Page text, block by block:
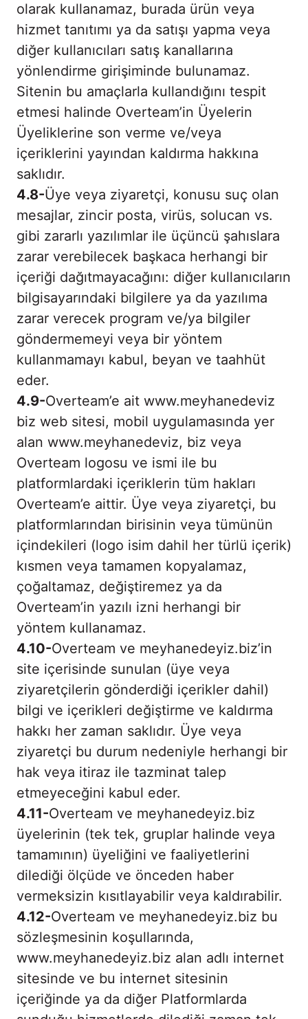
olarak kullanamaz, burada ürün veya
hizmet tanıtımı ya da satışı yapma veya
diğer kullanıcıları satış kanallarına
yönlendirme girişiminde bulunamaz.
Sitenin bu amaçlarla kullandığını tespit
etmesi halinde Overteam’in Üyelerin
Üyeliklerine son verme ve/veya
içeriklerini yayından kaldırma hakkına
saklıdır.
4.8-Üye veya ziyaretçi, konusu suç olan
mesajlar, zincir posta, virüs, solucan vs.
gibi zararlı yazılımlar ile üçüncü şahıslara
zarar verebilecek başkaca herhangi bir
içeriği dağıtmayacağını: diğer kullanıcıların
bilgisayarındaki bilgilere ya da yazılıma
zarar verecek program ve/ya bilgiler
göndermemeyi veya bir yöntem
kullanmamayı kabul, beyan ve taahhüt
eder.
4.9-Overteam’e ait www.meyhanedeviz
biz web sitesi, mobil uygulamasında yer
alan www.meyhanedeviz, biz veya
Overteam logosu ve ismi ile bu
platformlardaki içeriklerin tüm hakları
Overteam’e aittir. Üye veya ziyaretçi, bu
platformlarından birisinin veya tümünün
içindekileri (logo isim dahil her türlü içerik)
kısmen veya tamamen kopyalamaz,
çoğaltamaz, değiştiremez ya da
Overteam’in yazılı izni herhangi bir
yöntem kullanamaz.
4.10-Overteam ve meyhanedeyiz.biz’in
site içerisinde sunulan (üye veya
ziyaretçilerin gönderdiği içerikler dahil)
bilgi ve içerikleri değiştirme ve kaldırma
hakkı her zaman saklıdır. Üye veya
ziyaretçi bu durum nedeniyle herhangi bir
hak veya itiraz ile tazminat talep
etmeyeceğini kabul eder.
4.11-Overteam ve meyhanedeyiz.biz
üyelerinin (tek tek, gruplar halinde veya
tamamının) üyeliğini ve faaliyetlerini
dilediği ölçüde ve önceden haber
vermeksizin kısıtlayabilir veya kaldırabilir.
4.12-Overteam ve meyhanedeyiz.biz bu
sözleşmesinin koşullarında,
www.meyhanedeyiz.biz alan adlı internet
sitesinde ve bu internet sitesinin
içeriğinde ya da diğer Platformlarda